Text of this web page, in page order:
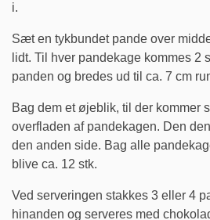
i.
Sæt en tykbundet pande over
lidt. Til hver pandekage kommes 2
panden og bredes ud til ca. 7 cm
Bag dem et øjeblik, til der kommer
overfladen af pandekagen. Den
den anden side. Bag alle
blive ca. 12 stk.
Ved serveringen stakkes 3 eller 4
hinanden og serveres med